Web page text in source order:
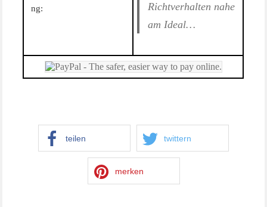
ng:
Richtverhalten nahe
am Ideal…
teilen twittern
merken